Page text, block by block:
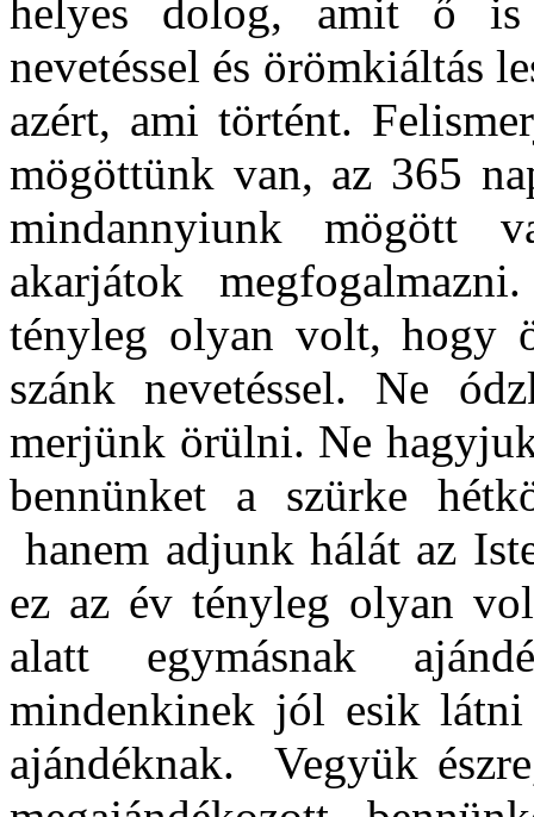
helyes dolog, amit ő
nevetéssel és örömkiáltás
azért, ami történt.
mögöttünk van, az 365
mindannyiunk mögött
akarjátok
tényleg olyan volt, hogy
szánk nevetéssel. Ne
merjünk örülni. Ne
bennünket a szürke
hanem adjunk hálát az
ez az év tényleg olyan
alatt egymásnak
mindenkinek jól esik
ajándéknak. Vegyük